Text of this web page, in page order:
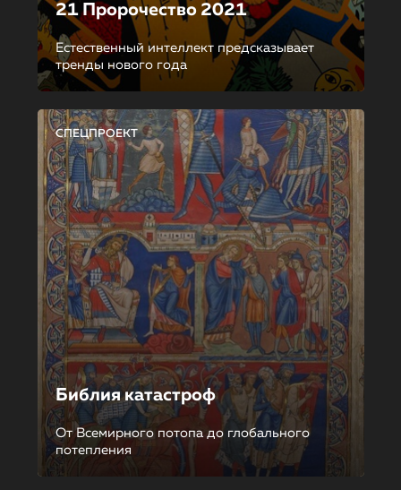
21 Пророчество 2021
Естественный интеллект предсказывает
тренды нового года
СПЕЦПРОЕКТ
Библия катастроф
От Всемирного потопа до глобального
потепления